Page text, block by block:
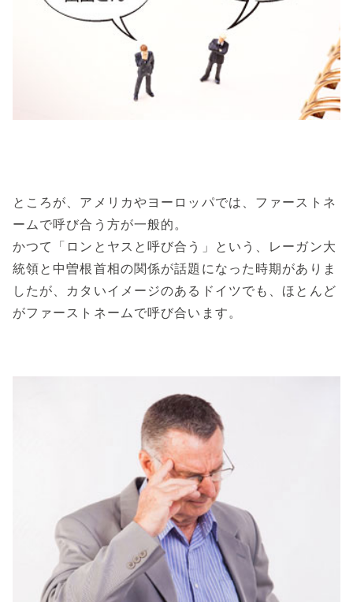
ところが、アメリカやヨーロッパでは、ファーストネ
ームで呼び合う方が一般的。
かつて「ロンとヤスと呼び合う」という、レーガン大
統領と中曽根首相の関係が話題になった時期がありま
したが、カタいイメージのあるドイツでも、ほとんど
がファーストネームで呼び合います。